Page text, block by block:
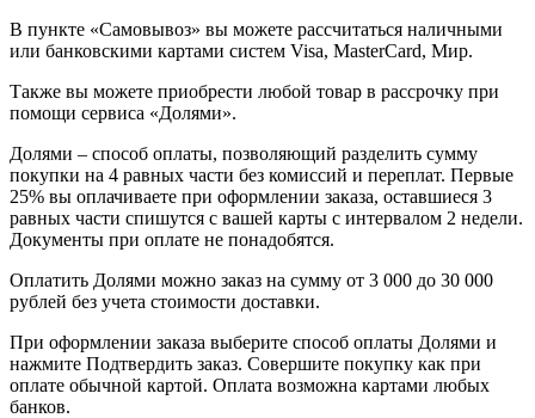
В пункте «Самовывоз» вы можете рассчитаться наличными
или банковскими картами систем Visa, MasterCard, Мир.
Также вы можете приобрести любой товар в рассрочку при
помощи сервиса «Долями».
Долями – способ оплаты, позволяющий разделить сумму
покупки на 4 равных части без комиссий и переплат. Первые
25% вы оплачиваете при оформлении заказа, оставшиеся 3
равных части спишутся с вашей карты с интервалом 2 недели.
Документы при оплате не понадобятся.
Оплатить Долями можно заказ на сумму от 3 000 до 30 000
рублей без учета стоимости доставки.
При оформлении заказа выберите способ оплаты Долями и
нажмите Подтвердить заказ. Совершите покупку как при
оплате обычной картой. Оплата возможна картами любых
банков.